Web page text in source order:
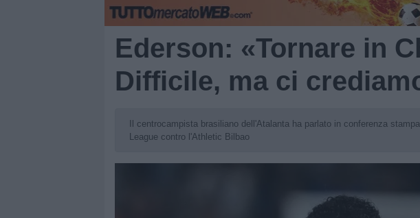
Ederson: «Tornare in
Difficile, ma ci
Il centrocampista brasiliano dell'Atalanta ha parlato in conferenza
League contro l'Athletic Bilbao